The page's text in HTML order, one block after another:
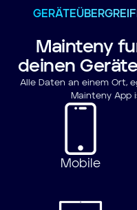
Mainteny
deinen
Alle Daten an einem Ort,
Mainteny App
Mobile